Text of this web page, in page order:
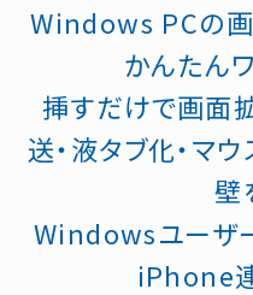
Windows PCの
かんたん
挿すだけで画面
送・液タブ化・マ
壁
Windowsユーザ
iPhone